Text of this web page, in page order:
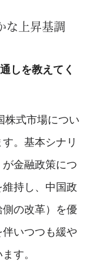
な上昇基調
しを教えてく
株式市場につい
。基本シナリ
金融政策につ
持し、中国政
の改革）を優
いつつも緩や
す。